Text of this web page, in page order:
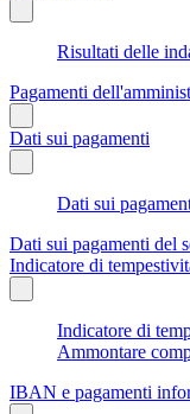
Risultati delle
Pagamenti
Dati sui pagamenti
Dati sui
Dati sui pagamenti del
Indicatore di
Indicatore di
Ammontare
IBAN e pagamenti